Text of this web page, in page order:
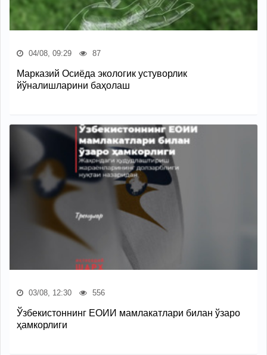
04/08, 09:29 87
Марказий Осиёда экологик устуворлик
йўналишларини баҳолаш
03/08, 12:30 556
Ўзбекистоннинг ЕОИИ мамлакатлари билан ўзаро
ҳамкорлиги